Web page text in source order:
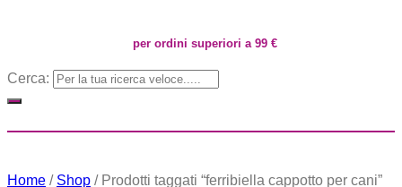
per ordini superiori a 99 €
Cerca:
Home / Shop /Prodotti taggati “ferribiella cappotto per cani”